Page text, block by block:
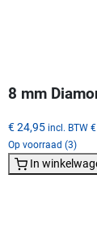
8 mm
€ 24,95 incl. BTW
Op voorraad (3)
In